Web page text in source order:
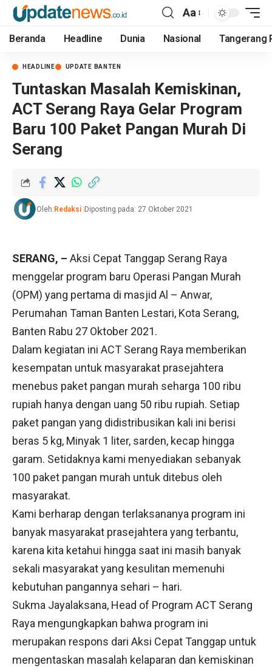
Aa
Beranda Headline Dunia Nasional Tangerang
HEADLINE UPDATE BANTEN
Tuntaskan Masalah Kemiskinan,
ACT Serang Raya Gelar Program
Baru 100 Paket Pangan Murah Di
Serang
Oleh: Redaksi Diposting pada: 27 Oktober 2021
SERANG, – Aksi Cepat Tanggap Serang Raya
menggelar program baru Operasi Pangan Murah
(OPM) yang pertama di masjid Al – Anwar,
Perumahan Taman Banten Lestari, Kota Serang,
Banten Rabu 27 Oktober 2021.
Dalam kegiatan ini ACT Serang Raya memberikan
kesempatan untuk masyarakat prasejahtera
menebus paket pangan murah seharga 100 ribu
rupiah hanya dengan uang 50 ribu rupiah. Setiap
paket pangan yang didistribusikan kali ini berisi
beras 5 kg, Minyak 1 liter, sarden, kecap hingga
garam. Setidaknya kami menyediakan sebanyak
100 paket pangan murah untuk ditebus oleh
masyarakat.
Kami berharap dengan terlaksananya program ini
banyak masyarakat prasejahtera yang terbantu,
karena kita ketahui hingga saat ini masih banyak
sekali masyarakat yang kesulitan memenuhi
kebutuhan pangannya sehari – hari.
Sukma Jayalaksana, Head of Program ACT Serang
Raya mengungkapkan bahwa program ini
merupakan respons dari Aksi Cepat Tanggap untuk
mengentaskan masalah kelaparan dan kemiskinan